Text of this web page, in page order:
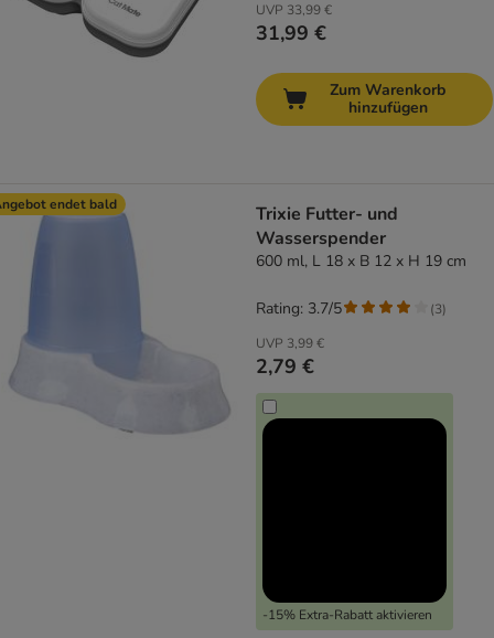
UVP 33,99 €
31,99 €
Zum Warenkorb
hinzufügen
endet bald
Trixie Futter- und
Wasserspender
600 ml, L 18 x B 12 x H 19 cm
UVP 3,99 €
2,79 €
-15% Extra-Rabatt aktivieren
Rating: 3.7/5 (3)